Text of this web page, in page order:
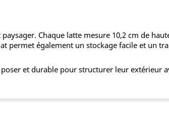
Chaque latte mesure 10,2 cm de
permet également un stockage facile et un
et durable pour structurer leur extérieur